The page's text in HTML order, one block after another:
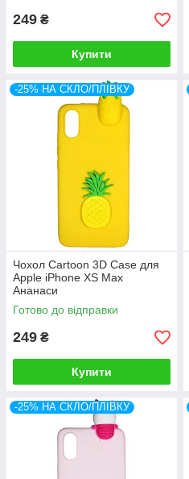
249 ₴
Купити
-25% НА СКЛО/ПЛІВКУ
Чохол Cartoon 3D Case для
Apple iPhone XS Max
Ананаси
Готово до відправки
249 ₴
Купити
-25% НА СКЛО/ПЛІВКУ